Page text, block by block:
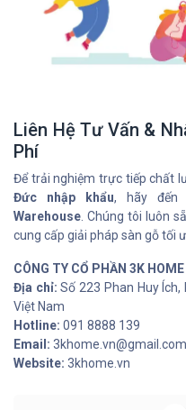
Liên Hệ Tư Vấn &
Phí
Để trải nghiệm trực tiếp chất
Đức nhập khẩu, hãy đến
Warehouse . Chúng tôi luôn
cung cấp giải pháp sàn gỗ tối
CÔNG TY CỔ PHẦN 3K HOME
Địa chỉ: Số 223 Phan Huy Ích,
Việt Nam
Hotline: 091 8888 139
Email: 3khome.vn@gmail.com
Website: 3khome.vn